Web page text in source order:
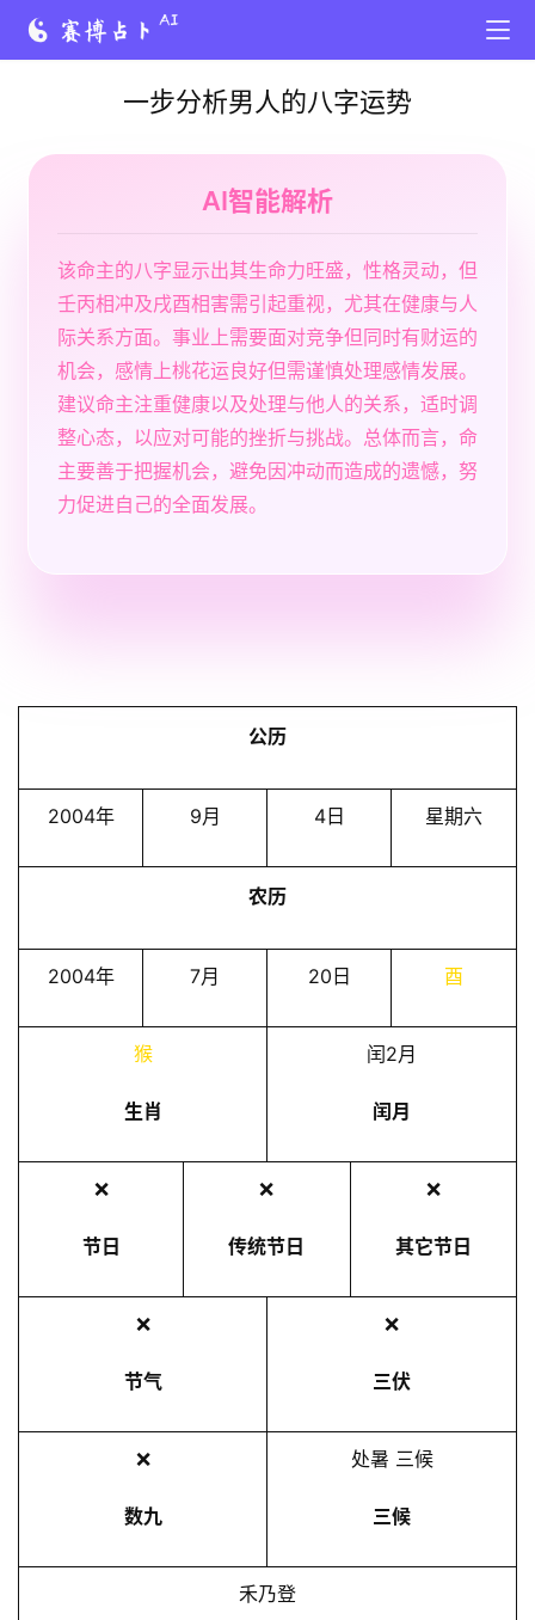
一步分析男人的八字运势
AI智能解析
该命主的八字显示出其生命力旺盛，性格灵动，但
壬丙相冲及戌酉相害需引起重视，尤其在健康与人
际关系方面。事业上需要面对竞争但同时有财运的
机会，感情上桃花运良好但需谨慎处理感情发展。
建议命主注重健康以及处理与他人的关系，适时调
整心态，以应对可能的挫折与挑战。总体而言，命
主要善于把握机会，避免因冲动而造成的遗憾，努
力促进自己的全面发展。
公历
2004年 9月 4日 星期六
农历
2004年 7月 20日 酉
猴
生肖
闰2月
闰月
❌
节日
❌
传统节日
❌
其它节日
❌
节气
❌
三伏
❌
数九
处暑 三候
三候
禾乃登